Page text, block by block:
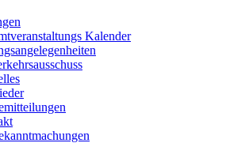
Kalender